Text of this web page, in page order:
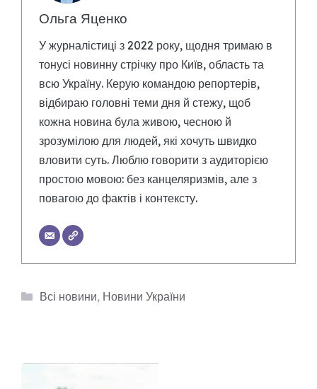
Ольга Яценко
У журналістиці з 2022 року, щодня тримаю в
тонусі новинну стрічку про Київ, область та
всю Україну. Керую командою репортерів,
відбираю головні теми дня й стежу, щоб
кожна новина була живою, чесною й
зрозумілою для людей, які хочуть швидко
вловити суть. Люблю говорити з аудиторією
простою мовою: без канцеляризмів, але з
повагою до фактів і контексту.
Категорії
Всі новини, Новини України